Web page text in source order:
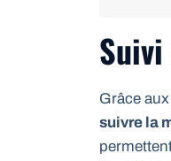
Grâce
suivre la